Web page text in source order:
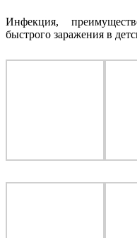
Инфекция,
быстрого заражения в